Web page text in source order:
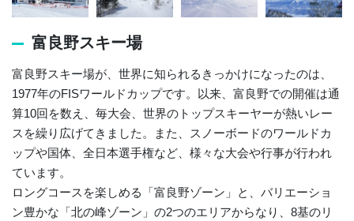
富良野スキー場
富良野スキー場が、世界に知られるきっかけになったのは、
1977年のFISワールドカップです。以来、富良野での開催は通
算10回を数え、毎大会、世界のトップスキーヤーが熱いレー
スを繰り広げてきました。また、スノーボードのワールドカ
ップや国体、全日本選手権など、様々な大会や行事が行われ
ています。
ロングコースを楽しめる「富良野ゾーン」と、バリエーショ
ン豊かな「北の峰ゾーン」の2つのエリアからなり、8基のリ